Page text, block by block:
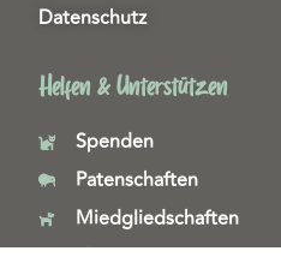
Datenschutz
Helfen & Unterstützen
Spenden
Patenschaften
Miedgliedschaften